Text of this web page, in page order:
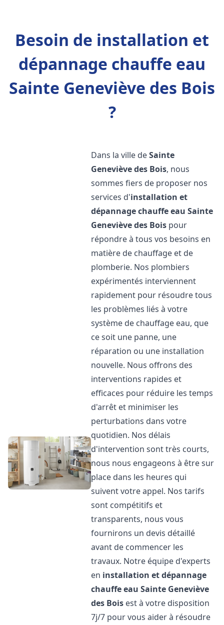
Besoin de installation et
dépannage chauffe eau
Sainte Geneviève des Bois
?
Dans la ville deSainte
Geneviève des Bois, nous
sommes fiers de proposer nos
services d'installation et
dépannage chauffe eau Sainte
Geneviève des Bois pour
répondre à tous vos besoins en
matière de chauffage et de
plomberie. Nos plombiers
expérimentés interviennent
rapidement pour résoudre tous
les problèmes liés à votre
système de chauffage eau, que
ce soit une panne, une
réparation ou une installation
nouvelle. Nous offrons des
interventions rapides et
efficaces pour réduire les temps
d'arrêt et minimiser les
perturbations dans votre
quotidien. Nos délais
d'intervention sont très courts,
nous nous engageons à être sur
place dans les heures qui
suivent votre appel. Nos tarifs
sont compétitifs et
transparents, nous vous
fournirons un devis détaillé
avant de commencer les
travaux. Notre équipe d'experts
en installation et dépannage
chauffe eau Sainte Geneviève
des Bois est à votre disposition
7j/7 pour vous aider à résoudre